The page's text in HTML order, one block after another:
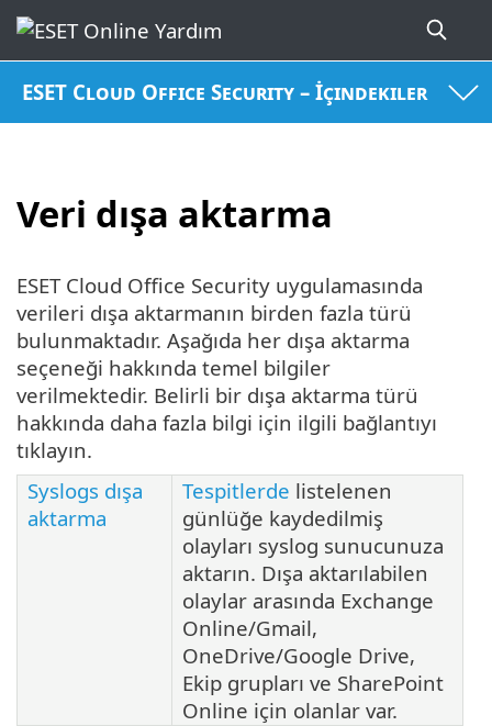
ESET Cloud Office Security – İçindekiler
Veri dışa aktarma
ESET Cloud Office Security uygulamasında
verileri dışa aktarmanın birden fazla türü
bulunmaktadır. Aşağıda her dışa aktarma
seçeneği hakkında temel bilgiler
verilmektedir. Belirli bir dışa aktarma türü
hakkında daha fazla bilgi için ilgili bağlantıyı
tıklayın.
Syslogs dışa
aktarma
Tespitlerde listelenen
günlüğe kaydedilmiş
olayları syslog sunucunuza
aktarın. Dışa aktarılabilen
olaylar arasında Exchange
Online/Gmail,
OneDrive/Google Drive,
Ekip grupları ve SharePoint
Online için olanlar var.